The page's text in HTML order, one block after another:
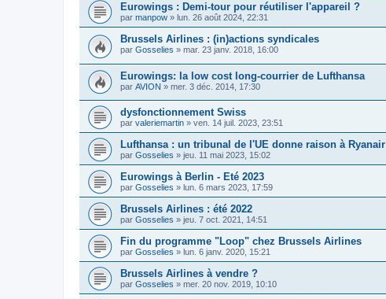
Eurowings : Demi-tour pour réutiliser l'appareil ?
par manpow » lun. 26 août 2024, 22:31
Brussels Airlines : (in)actions syndicales
par Gosselies » mar. 23 janv. 2018, 16:00
Eurowings: la low cost long-courrier de Lufthansa
par AVION » mer. 3 déc. 2014, 17:30
dysfonctionnement Swiss
par valeriemartin » ven. 14 juil. 2023, 23:51
Lufthansa : un tribunal de l'UE donne raison à Ryanair
par Gosselies » jeu. 11 mai 2023, 15:02
Eurowings à Berlin - Eté 2023
par Gosselies » lun. 6 mars 2023, 17:59
Brussels Airlines : été 2022
par Gosselies » jeu. 7 oct. 2021, 14:51
Fin du programme "Loop" chez Brussels Airlines
par Gosselies » lun. 6 janv. 2020, 15:21
Brussels Airlines à vendre ?
par Gosselies » mer. 20 nov. 2019, 10:10